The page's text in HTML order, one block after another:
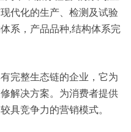
代化的生产、检测及试验
系，产品品种,结构体系完
完整生态链的企业，它为
解决方案。为消费者提供
具竞争力的营销模式。